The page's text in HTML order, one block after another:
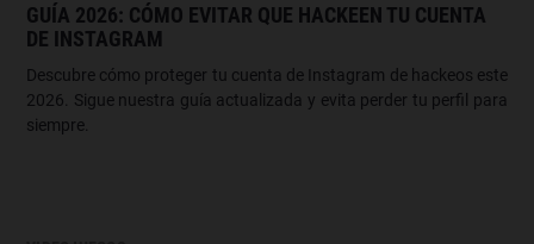
GUÍA 2026: CÓMO EVITAR QUE HACKEEN TU CUENTA
DE INSTAGRAM
Descubre cómo proteger tu cuenta de Instagram de hackeos este
2026. Sigue nuestra guía actualizada y evita perder tu perfil para
siempre.